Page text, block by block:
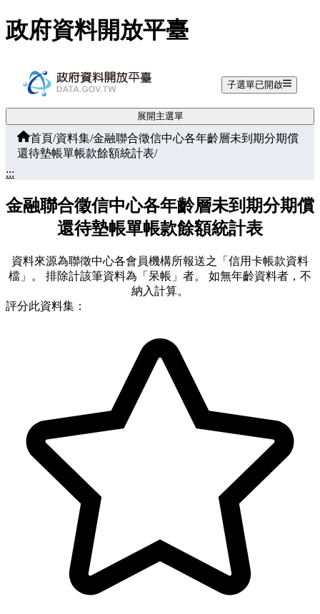
跳至主要內容
政府資料開放平臺
子選單已開啟
展開主選單
首頁/資料集/金融聯合徵信中心各年齡層未到期分期償
還待墊帳單帳款餘額統計表/
:::
金融聯合徵信中心各年齡層未到期分期償
還待墊帳單帳款餘額統計表
資料來源為聯徵中心各會員機構所報送之「信用卡帳款資料
檔」。 排除計該筆資料為「呆帳」者。 如無年齡資料者，不
納入計算。
評分此資料集：